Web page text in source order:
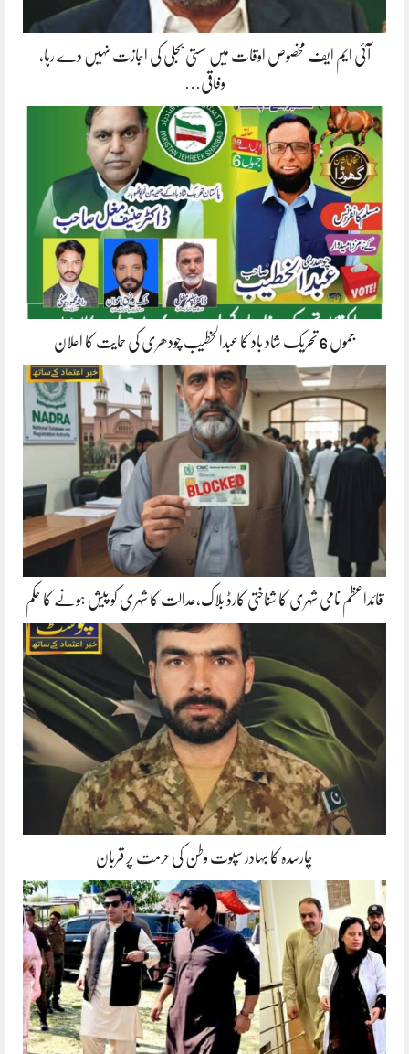
آئی ایم ایف مخصوص اوقات میں سستی بجلی کی اجازت نہیں دے رہا،
وفاقی…
جموں 6 تحریک شاد باد کا عبدالخطیب چودھری کی حمایت کا اعلان
قائداعظم نامی شہری کا شناختی کارڈ بلاک،عدالت کا شہری کو پیش ہونے کا حکم
چارسدہ کا بہادر سپوت وطن کی حرمت پر قربان